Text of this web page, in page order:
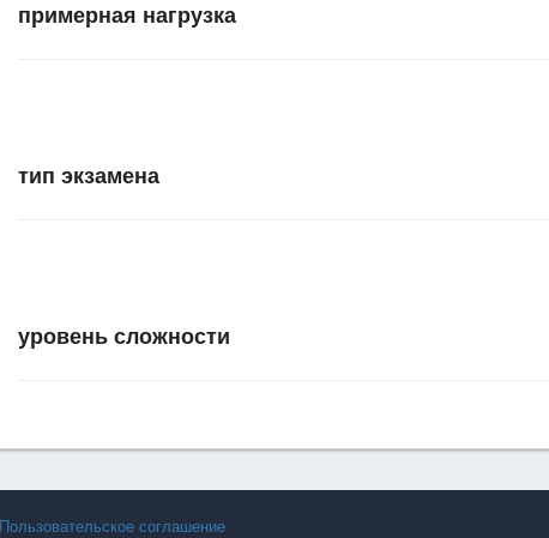
примерная нагрузка
тип экзамена
уровень сложности
Пользовательское соглашение